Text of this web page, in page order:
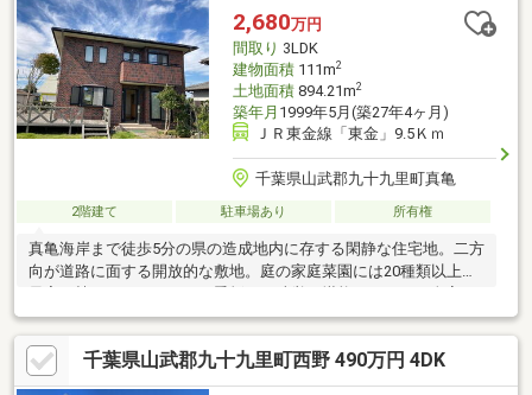
2,680万円
間取り 3LDK
建物面積111m2
土地面積894.21m2
築年月 1999年5月(築27年4ヶ月)
ＪＲ東金線「東金」9.5Ｋｍ
千葉県山武郡九十九里町真亀
2階建て 駐車場あり 所有権
真亀海岸まで徒歩5分の県の造成地内に存する閑静な住宅地。二方
向が道路に面する開放的な敷地。庭の家庭菜園には20種類以上の
果実が植えられており、四季折々の味覚を堪能できます。全室に
高断熱複層サッシを採用。最低でも50年の耐久性を求めて造られ
た建物です。フッ素塗装の高級ステンレスを採用した50年以上の
素材耐久性の屋根です。室内はバリアフリー仕様です。収納スペ
ースも豊富です。生垣は丈夫で育て易いまきの木
千葉県山武郡九十九里町西野 490万円 4DK